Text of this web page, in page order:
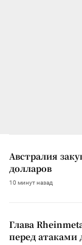
Австралия
долларов
10 минут назад
Глава
перед атаками